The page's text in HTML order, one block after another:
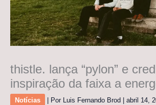
thistle. lança “pylon” e
inspiração da faixa a
Notícias | Por Luis Fernando Brod abril 14,